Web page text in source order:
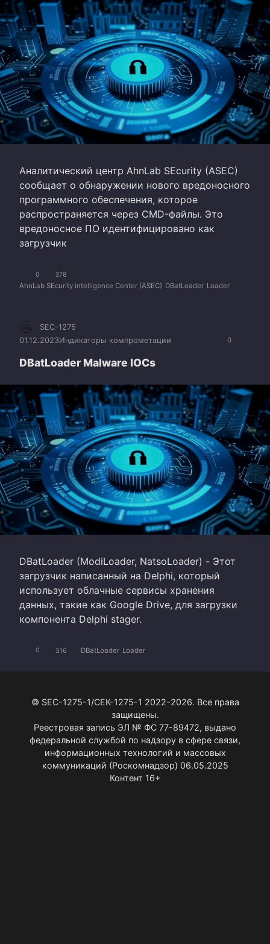
Аналитический центр AhnLab SEcurity (ASEC)
сообщает о обнаружении нового вредоносного
программного обеспечения, которое
распространяется через CMD-файлы. Это
вредоносное ПО идентифицировано как
загрузчик
0 278
AhnLab SEcurity intelligence Center (ASEC) DBatLoader Loader
0
SEC-1275
01.12.2023Индикаторы компрометации
DBatLoader Malware IOCs
DBatLoader (ModiLoader, NatsoLoader) - Этот
загрузчик написанный на Delphi, который
использует облачные сервисы хранения
данных, такие как Google Drive, для загрузки
компонента Delphi stager.
0 316 DBatLoader Loader
© SEC-1275-1/СЕК-1275-1 2022-2026. Все права
защищены.
Реестровая запись ЭЛ № ФС 77-89472, выдано
федеральной службой по надзору в сфере связи,
информационных технологий и массовых
коммуникаций (Роскомнадзор) 06.05.2025
Контент 16+